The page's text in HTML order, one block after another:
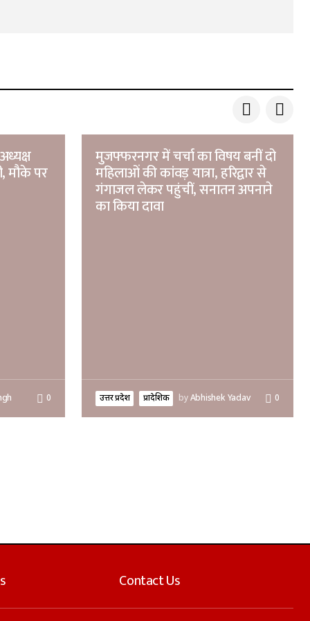
मौके पर
0
मुजफ्फरनगर में चर्चा का विषय बनीं दो
महिलाओं की कांवड़ यात्रा, हरिद्वार से
गंगाजल लेकर पहुंचीं, सनातन अपनाने
का किया दावा
उत्तर प्रदेश प्रादेशिक byAbhishek Yadav 0
Contact Us